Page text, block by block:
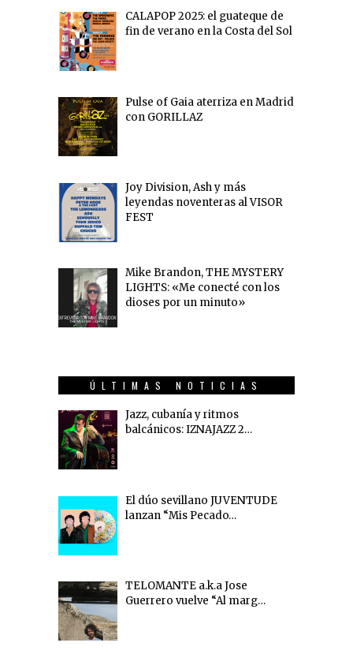
CALAPOP 2025: el guateque de
fin de verano en la Costa del Sol
Pulse of Gaia aterriza en Madrid
con GORILLAZ
Joy Division, Ash y más
leyendas noventeras al VISOR
FEST
Mike Brandon, THE MYSTERY
LIGHTS: «Me conecté con los
dioses por un minuto»
ÚLTIMAS NOTICIAS
Jazz, cubanía y ritmos
balcánicos: IZNAJAZZ 2…
El dúo sevillano JUVENTUDE
lanzan “Mis Pecado…
TELOMANTE a.k.a Jose
Guerrero vuelve “Al marg…